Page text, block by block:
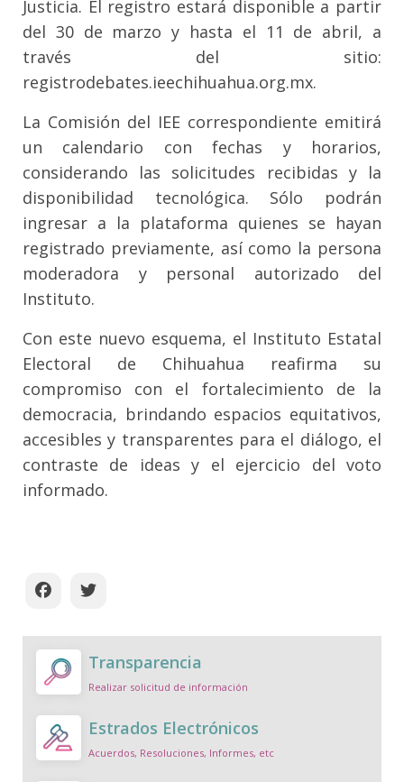
Justicia. El registro estará disponible a partir
del 30 de marzo y hasta el 11 de abril, a
través del sitio:
registrodebates.ieechihuahua.org.mx.
La Comisión del IEE correspondiente emitirá
un calendario con fechas y horarios,
considerando las solicitudes recibidas y la
disponibilidad tecnológica. Sólo podrán
ingresar a la plataforma quienes se hayan
registrado previamente, así como la persona
moderadora y personal autorizado del
Instituto.
Con este nuevo esquema, el Instituto Estatal
Electoral de Chihuahua reafirma su
compromiso con el fortalecimiento de la
democracia, brindando espacios equitativos,
accesibles y transparentes para el diálogo, el
contraste de ideas y el ejercicio del voto
informado.
Transparencia
Realizar solicitud de información
Estrados Electrónicos
Acuerdos, Resoluciones, Informes, etc